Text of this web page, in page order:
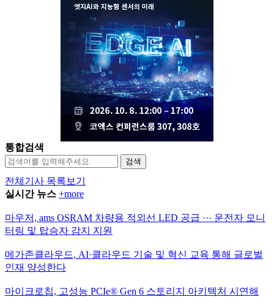
통합검색
검색
전체기사 목록보기
실시간 뉴스 +more
마우저, ams OSRAM 차량용 적외선 LED 공급 ··· 운전자 모니
터링 및 탑승자 감지 지원
메가존클라우드, AI·클라우드 기술 및 혁신 교육 통해 글로벌
인재 양성한다
마이크로칩, 고성능 PCIe® Gen 6 스토리지 아키텍처 시연해